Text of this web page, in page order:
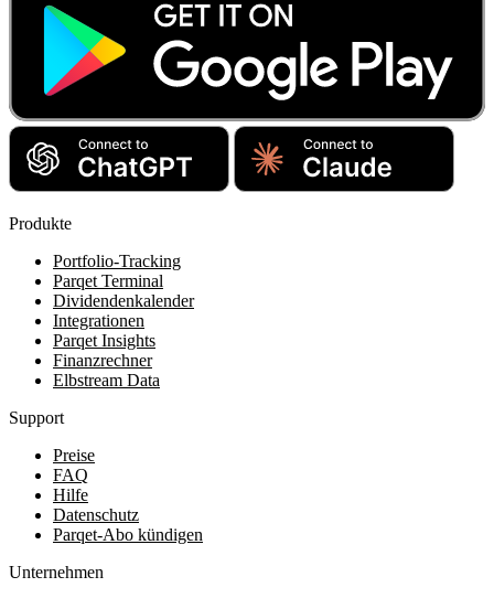
Produkte
Portfolio-Tracking
Parqet Terminal
Dividendenkalender
Integrationen
Parqet Insights
Finanzrechner
Elbstream Data
Support
Preise
FAQ
Hilfe
Datenschutz
Parqet-Abo kündigen
Unternehmen